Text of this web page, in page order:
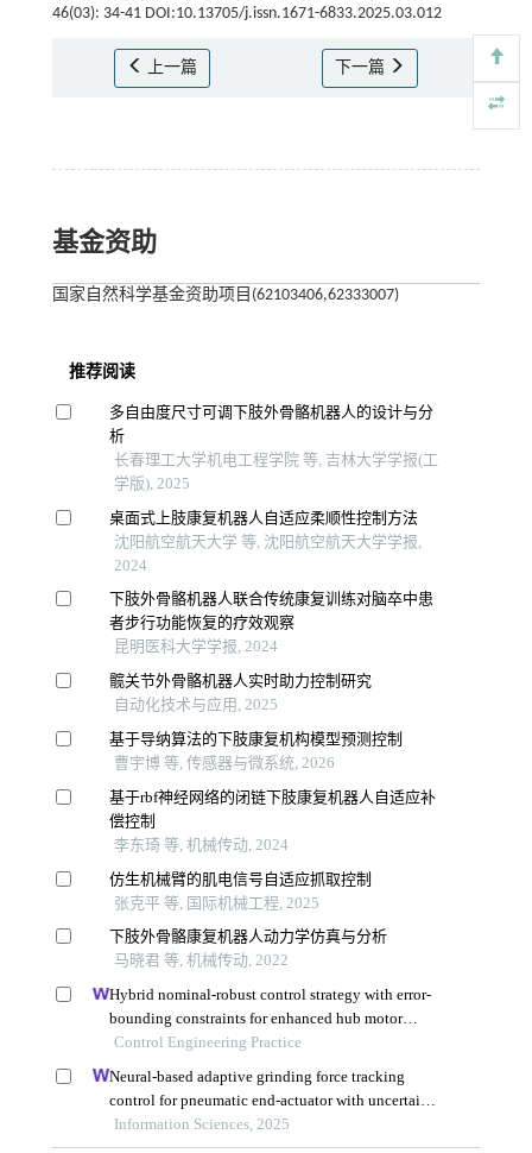
46(03): 34-41 DOI:10.13705/j.issn.1671-6833.2025.03.012
上一篇 下一篇
基金资助
国家自然科学基金资助项目(62103406,62333007)